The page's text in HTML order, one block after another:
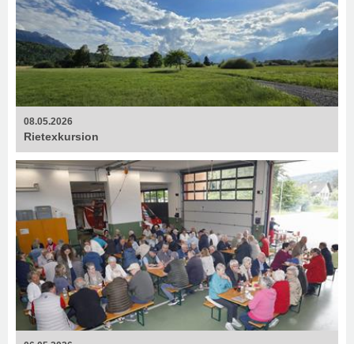
08.05.2026
Rietexkursion